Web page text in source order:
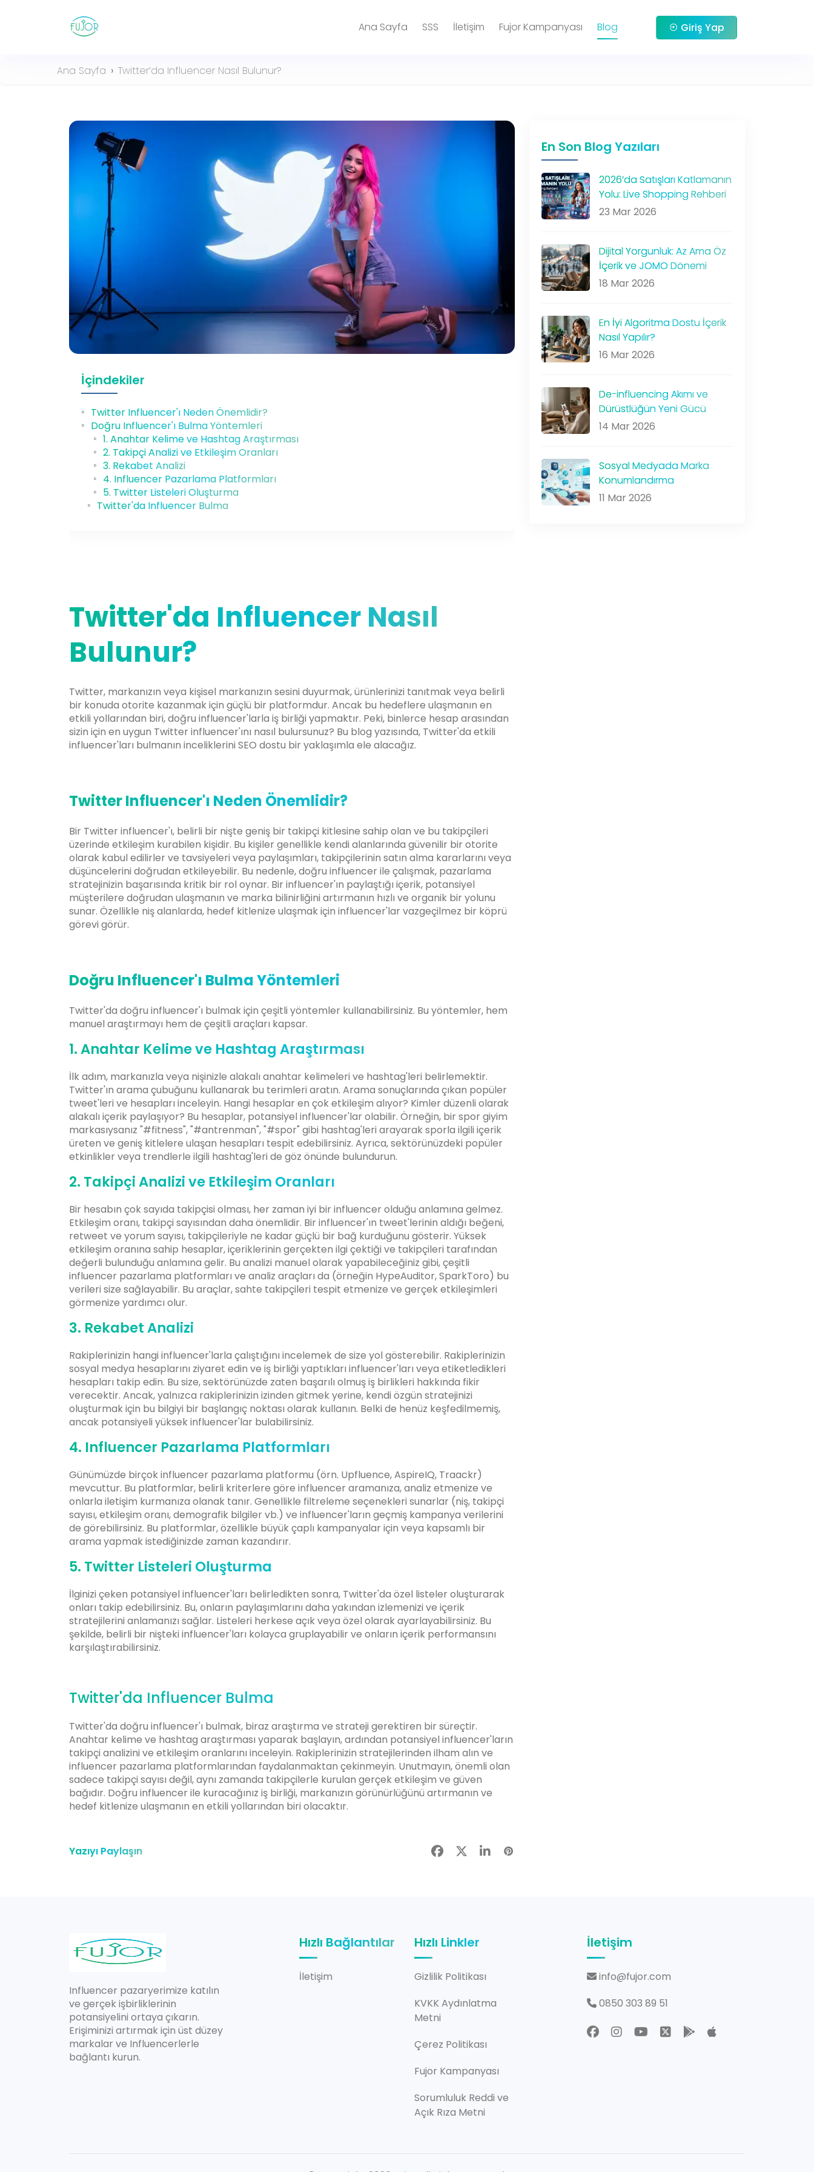
Ana Sayfa SSS İletişim Fujor Kampanyası Blog Giriş Yap
Ana Sayfa Twitter’da Influencer Nasıl Bulunur?
İçindekiler
Twitter Influencer'ı Neden Önemlidir?
Doğru Influencer'ı Bulma Yöntemleri
1. Anahtar Kelime ve Hashtag Araştırması
2. Takipçi Analizi ve Etkileşim Oranları
3. Rekabet Analizi
4. Influencer Pazarlama Platformları
5. Twitter Listeleri Oluşturma
Twitter'da Influencer Bulma
Twitter'da Influencer Nasıl
Bulunur?
Twitter, markanızın veya kişisel markanızın sesini duyurmak, ürünlerinizi tanıtmak veya belirli
bir konuda otorite kazanmak için güçlü bir platformdur. Ancak bu hedeflere ulaşmanın en
etkili yollarından biri, doğru influencer'larla iş birliği yapmaktır. Peki, binlerce hesap arasından
sizin için en uygun Twitter influencer'ını nasıl bulursunuz? Bu blog yazısında, Twitter'da etkili
influencer'ları bulmanın inceliklerini SEO dostu bir yaklaşımla ele alacağız.
Twitter Influencer'ı Neden Önemlidir?
Bir Twitter influencer'ı, belirli bir nişte geniş bir takipçi kitlesine sahip olan ve bu takipçileri
üzerinde etkileşim kurabilen kişidir. Bu kişiler genellikle kendi alanlarında güvenilir bir otorite
olarak kabul edilirler ve tavsiyeleri veya paylaşımları, takipçilerinin satın alma kararlarını veya
düşüncelerini doğrudan etkileyebilir. Bu nedenle, doğru influencer ile çalışmak, pazarlama
stratejinizin başarısında kritik bir rol oynar. Bir influencer'ın paylaştığı içerik, potansiyel
müşterilere doğrudan ulaşmanın ve marka bilinirliğini artırmanın hızlı ve organik bir yolunu
sunar. Özellikle niş alanlarda, hedef kitlenize ulaşmak için influencer'lar vazgeçilmez bir köprü
görevi görür.
Doğru Influencer'ı Bulma Yöntemleri
Twitter'da doğru influencer'ı bulmak için çeşitli yöntemler kullanabilirsiniz. Bu yöntemler, hem
manuel araştırmayı hem de çeşitli araçları kapsar.
1. Anahtar Kelime ve Hashtag Araştırması
İlk adım, markanızla veya nişinizle alakalı anahtar kelimeleri ve hashtag'leri belirlemektir.
Twitter'ın arama çubuğunu kullanarak bu terimleri aratın. Arama sonuçlarında çıkan popüler
tweet'leri ve hesapları inceleyin. Hangi hesaplar en çok etkileşim alıyor? Kimler düzenli olarak
alakalı içerik paylaşıyor? Bu hesaplar, potansiyel influencer'lar olabilir. Örneğin, bir spor giyim
markasıysanız "#fitness", "#antrenman", "#spor" gibi hashtag'leri arayarak sporla ilgili içerik
üreten ve geniş kitlelere ulaşan hesapları tespit edebilirsiniz. Ayrıca, sektörünüzdeki popüler
etkinlikler veya trendlerle ilgili hashtag'leri de göz önünde bulundurun.
2. Takipçi Analizi ve Etkileşim Oranları
Bir hesabın çok sayıda takipçisi olması, her zaman iyi bir influencer olduğu anlamına gelmez.
Etkileşim oranı, takipçi sayısından daha önemlidir. Bir influencer'ın tweet'lerinin aldığı beğeni,
retweet ve yorum sayısı, takipçileriyle ne kadar güçlü bir bağ kurduğunu gösterir. Yüksek
etkileşim oranına sahip hesaplar, içeriklerinin gerçekten ilgi çektiği ve takipçileri tarafından
değerli bulunduğu anlamına gelir. Bu analizi manuel olarak yapabileceğiniz gibi, çeşitli
influencer pazarlama platformları ve analiz araçları da (örneğin HypeAuditor, SparkToro) bu
verileri size sağlayabilir. Bu araçlar, sahte takipçileri tespit etmenize ve gerçek etkileşimleri
görmenize yardımcı olur.
3. Rekabet Analizi
Rakiplerinizin hangi influencer'larla çalıştığını incelemek de size yol gösterebilir. Rakiplerinizin
sosyal medya hesaplarını ziyaret edin ve iş birliği yaptıkları influencer'ları veya etiketledikleri
hesapları takip edin. Bu size, sektörünüzde zaten başarılı olmuş iş birlikleri hakkında fikir
verecektir. Ancak, yalnızca rakiplerinizin izinden gitmek yerine, kendi özgün stratejinizi
oluşturmak için bu bilgiyi bir başlangıç noktası olarak kullanın. Belki de henüz keşfedilmemiş,
ancak potansiyeli yüksek influencer'lar bulabilirsiniz.
4. Influencer Pazarlama Platformları
Günümüzde birçok influencer pazarlama platformu (örn. Upfluence, AspireIQ, Traackr)
mevcuttur. Bu platformlar, belirli kriterlere göre influencer aramanıza, analiz etmenize ve
onlarla iletişim kurmanıza olanak tanır. Genellikle filtreleme seçenekleri sunarlar (niş, takipçi
sayısı, etkileşim oranı, demografik bilgiler vb.) ve influencer'ların geçmiş kampanya verilerini
de görebilirsiniz. Bu platformlar, özellikle büyük çaplı kampanyalar için veya kapsamlı bir
arama yapmak istediğinizde zaman kazandırır.
5. Twitter Listeleri Oluşturma
İlginizi çeken potansiyel influencer'ları belirledikten sonra, Twitter'da özel listeler oluşturarak
onları takip edebilirsiniz. Bu, onların paylaşımlarını daha yakından izlemenizi ve içerik
stratejilerini anlamanızı sağlar. Listeleri herkese açık veya özel olarak ayarlayabilirsiniz. Bu
şekilde, belirli bir nişteki influencer'ları kolayca gruplayabilir ve onların içerik performansını
karşılaştırabilirsiniz.
Twitter'da Influencer Bulma
Twitter'da doğru influencer'ı bulmak, biraz araştırma ve strateji gerektiren bir süreçtir.
Anahtar kelime ve hashtag araştırması yaparak başlayın, ardından potansiyel influencer'ların
takipçi analizini ve etkileşim oranlarını inceleyin. Rakiplerinizin stratejilerinden ilham alın ve
influencer pazarlama platformlarından faydalanmaktan çekinmeyin. Unutmayın, önemli olan
sadece takipçi sayısı değil, aynı zamanda takipçilerle kurulan gerçek etkileşim ve güven
bağıdır. Doğru influencer ile kuracağınız iş birliği, markanızın görünürlüğünü artırmanın ve
hedef kitlenize ulaşmanın en etkili yollarından biri olacaktır.
Yazıyı Paylaşın
En Son Blog Yazıları
2026’da Satışları Katlamanın
Yolu: Live Shopping Rehberi
23 Mar 2026
Dijital Yorgunluk: Az Ama Öz
İçerik ve JOMO Dönemi
18 Mar 2026
En İyi Algoritma Dostu İçerik
Nasıl Yapılır?
16 Mar 2026
De-influencing Akımı ve
Dürüstlüğün Yeni Gücü
14 Mar 2026
Sosyal Medyada Marka
Konumlandırma
11 Mar 2026
Influencer pazaryerimize katılın
ve gerçek işbirliklerinin
potansiyelini ortaya çıkarın.
Erişiminizi artırmak için üst düzey
markalar ve Influencerlerle
bağlantı kurun.
Hızlı Bağlantılar
İletişim
Hızlı Linkler
Gizlilik Politikası
KVKK Aydınlatma
Metni
Çerez Politikası
Fujor Kampanyası
Sorumluluk Reddi ve
Açık Rıza Metni
İletişim
info@fujor.com
0850 303 89 51